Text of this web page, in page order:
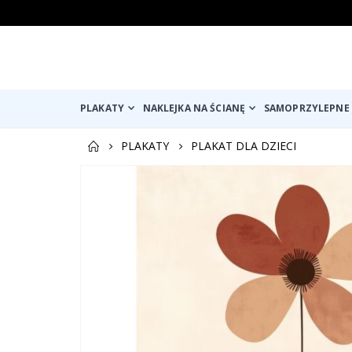
PLAKATY NAKLEJKA NA ŚCIANĘ
PLAKATY
PLAKAT DLA DZIECI